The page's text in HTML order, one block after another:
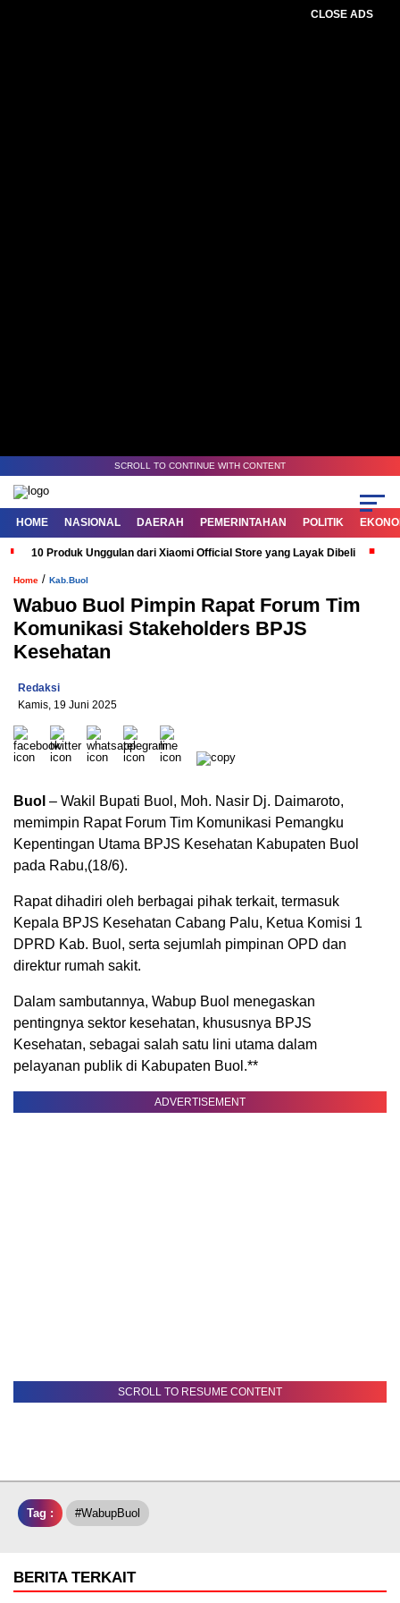
CLOSE ADS
SCROLL TO CONTINUE WITH CONTENT
HOME NASIONAL DAERAH PEMERINTAHAN POLITIK
10 Produk Unggulan dari Xiaomi Official Store yang Layak Dibeli
Home / Kab.Buol
Wabuo Buol Pimpin Rapat Forum Tim
Komunikasi Stakeholders BPJS
Kesehatan
Redaksi
Kamis, 19 Juni 2025
Buol – Wakil Bupati Buol, Moh. Nasir Dj. Daimaroto,
memimpin Rapat Forum Tim Komunikasi Pemangku
Kepentingan Utama BPJS Kesehatan Kabupaten Buol
pada Rabu,(18/6).
Rapat dihadiri oleh berbagai pihak terkait, termasuk
Kepala BPJS Kesehatan Cabang Palu, Ketua Komisi 1
DPRD Kab. Buol, serta sejumlah pimpinan OPD dan
direktur rumah sakit.
Dalam sambutannya, Wabup Buol menegaskan
pentingnya sektor kesehatan, khususnya BPJS
Kesehatan, sebagai salah satu lini utama dalam
pelayanan publik di Kabupaten Buol.**
ADVERTISEMENT
SCROLL TO RESUME CONTENT
Tag : #wabupBuol
BERITA TERKAIT